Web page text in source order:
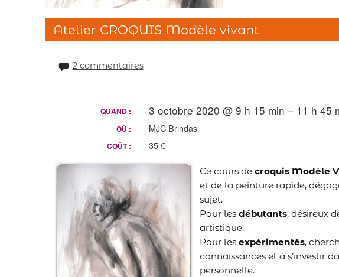
Atelier CROQUIS Modèle vivant
2 commentaires
QUAND : 3 octobre 2020 @ 9 h 15 min – 11 h 45
OÙ : MJC Brindas
COÛT : 35 €
Ce cours de croquis Modèle
et de la peinture rapide,
sujet.
Pour les débutants, désireux
artistique.
Pour les expérimentés,
connaissances et à s’investir
personnelle.